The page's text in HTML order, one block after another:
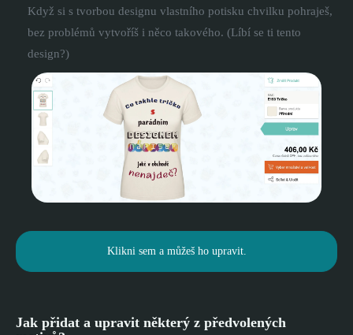
Když si s tvorbou designu vlastního potisku chvilku pohraješ,
bez problémů vytvoříš i něco takového. (Líbí se ti tento
design?)
Klikni sem a můžeš ho upravit.
Jak přidat a upravit některý z předvolených